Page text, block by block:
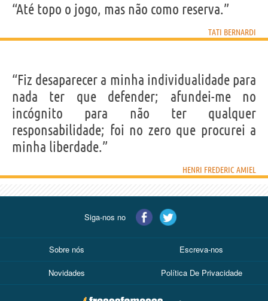
“Até topo o jogo, mas não como reserva.”
TATI BERNARDI
“Fiz desaparecer a minha individualidade para
nada ter que defender; afundei-me no
incógnito para não ter qualquer
responsabilidade; foi no zero que procurei a
minha liberdade.”
HENRI FREDERIC AMIEL
Siga-nos no
Sobre nós Escreva-nos
Novidades Política De Privacidade